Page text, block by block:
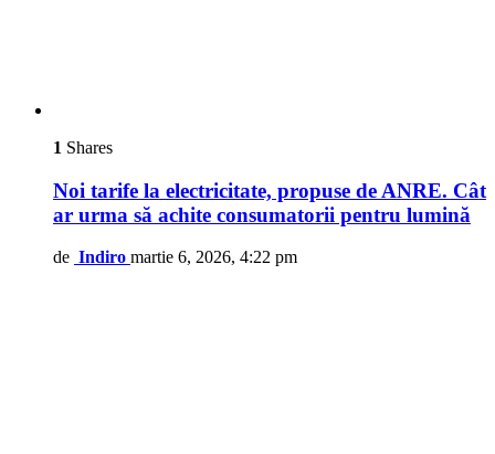
1 Shares
Noi tarife la electricitate, propuse de ANRE. Cât
ar urma să achite consumatorii pentru lumină
de Indiro martie 6, 2026, 4:22 pm